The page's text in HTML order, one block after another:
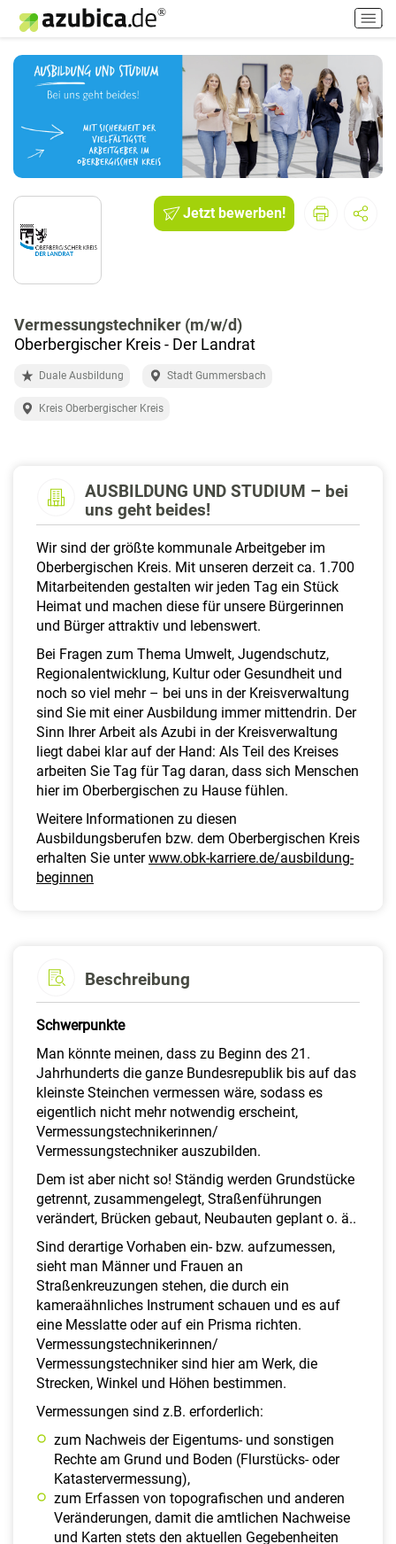
H
a
u
p
t
m
e
n
ü
i
Jetzt bewerben!
Vermessungstechniker (m/w/d)
Oberbergischer Kreis - Der Landrat
Duale Ausbildung Stadt Gummersbach
Kreis Oberbergischer Kreis
AUSBILDUNG UND STUDIUM – bei
uns geht beides!
Wir sind der größte kommunale Arbeitgeber im
Oberbergischen Kreis. Mit unseren derzeit ca. 1.700
Mitarbeitenden gestalten wir jeden Tag ein Stück
Heimat und machen diese für unsere Bürgerinnen
und Bürger attraktiv und lebenswert.
Bei Fragen zum Thema Umwelt, Jugendschutz,
Regionalentwicklung, Kultur oder Gesundheit und
noch so viel mehr – bei uns in der Kreisverwaltung
sind Sie mit einer Ausbildung immer mittendrin. Der
Sinn Ihrer Arbeit als Azubi in der Kreisverwaltung
liegt dabei klar auf der Hand: Als Teil des Kreises
arbeiten Sie Tag für Tag daran, dass sich Menschen
hier im Oberbergischen zu Hause fühlen.
Weitere Informationen zu diesen
Ausbildungsberufen bzw. dem Oberbergischen Kreis
erhalten Sie unterwww.obk-karriere.de/ausbildung-
beginnen
Beschreibung
Schwerpunkte
Man könnte meinen, dass zu Beginn des 21.
Jahrhunderts die ganze Bundesrepublik bis auf das
kleinste Steinchen vermessen wäre, sodass es
eigentlich nicht mehr notwendig erscheint,
Vermessungstechnikerinnen/
Vermessungstechniker auszubilden.
Dem ist aber nicht so! Ständig werden Grundstücke
getrennt, zusammengelegt, Straßenführungen
verändert, Brücken gebaut, Neubauten geplant o. ä..
Sind derartige Vorhaben ein- bzw. aufzumessen,
sieht man Männer und Frauen an
Straßenkreuzungen stehen, die durch ein
kameraähnliches Instrument schauen und es auf
eine Messlatte oder auf ein Prisma richten.
Vermessungstechnikerinnen/
Vermessungstechniker sind hier am Werk, die
Strecken, Winkel und Höhen bestimmen.
Vermessungen sind z.B. erforderlich:
zum Nachweis der Eigentums- und sonstigen
Rechte am Grund und Boden (Flurstücks- oder
Katastervermessung),
zum Erfassen von topografischen und anderen
Veränderungen, damit die amtlichen Nachweise
und Karten stets den aktuellen Gegebenheiten